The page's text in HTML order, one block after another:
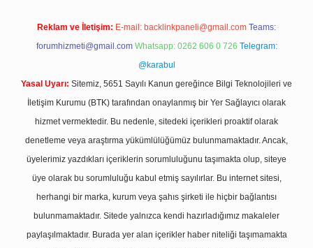
Reklam ve İletişim: E-mail: backlinkpaneli@gmail.com Teams:
forumhizmeti@gmail.com Whatsapp: 0262 606 0 726 Telegram:
@karabul
Yasal Uyarı: Sitemiz, 5651 Sayılı Kanun gereğince Bilgi Teknolojileri ve
İletişim Kurumu (BTK) tarafından onaylanmış bir Yer Sağlayıcı olarak
hizmet vermektedir. Bu nedenle, sitedeki içerikleri proaktif olarak
denetleme veya araştırma yükümlülüğümüz bulunmamaktadır. Ancak,
üyelerimiz yazdıkları içeriklerin sorumluluğunu taşımakta olup, siteye
üye olarak bu sorumluluğu kabul etmiş sayılırlar. Bu internet sitesi,
herhangi bir marka, kurum veya şahıs şirketi ile hiçbir bağlantısı
bulunmamaktadır. Sitede yalnızca kendi hazırladığımız makaleler
paylaşılmaktadır. Burada yer alan içerikler haber niteliği taşımamakta